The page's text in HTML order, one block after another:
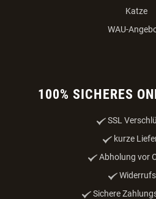
Katze
WAU-
100% SICHERES
SSL
kurze
Abholung vor
Sichere